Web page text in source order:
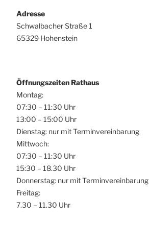
Adresse
Schwalbacher Straße 1
65329 Hohenstein
Öffnungszeiten Rathaus
Montag:
07:30 – 11:30 Uhr
13:00 – 15:00 Uhr
Dienstag: nur mit Terminvereinbarung
Mittwoch:
07:30 – 11:30 Uhr
15:30 – 18.30 Uhr
Donnerstag: nur mit Terminvereinbarung
Freitag:
7.30 – 11.30 Uhr